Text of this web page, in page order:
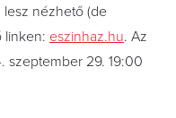
nézhető (de
linken: eszinhaz.hu. Az
szeptember 29. 19:00